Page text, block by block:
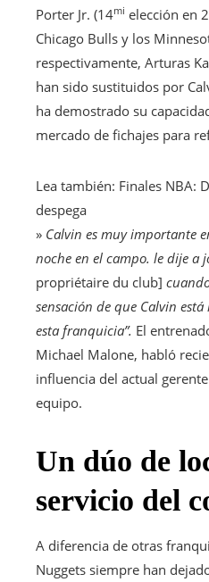
Porter Jr. (14mi elección en
Chicago Bulls y los
respectivamente, Arturas
han sido sustituidos por
ha demostrado su
mercado de fichajes para
Lea también: Finales NBA:
despega
» Calvin es muy importante
noche en el campo. le dije a
propriétaire du club]
sensación de que Calvin
esta franquicia”. El
Michael Malone, habló
influencia del actual
equipo.
Un dúo de
servicio del
A diferencia de otras
Nuggets siempre han